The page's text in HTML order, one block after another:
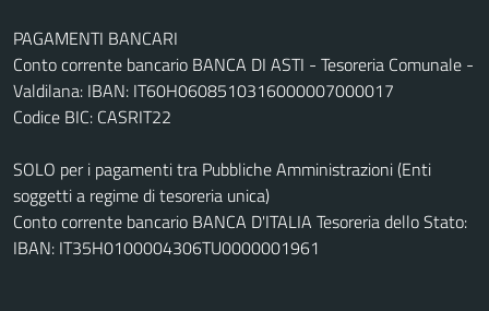
PAGAMENTI BANCARI
Conto corrente bancario BANCA DI ASTI - Tesoreria Comunale -
Valdilana: IBAN: IT60H0608510316000007000017
Codice BIC: CASRIT22
SOLO per i pagamenti tra Pubbliche Amministrazioni (Enti
soggetti a regime di tesoreria unica)
Conto corrente bancario BANCA D'ITALIA Tesoreria dello Stato:
IBAN: IT35H0100004306TU0000001961